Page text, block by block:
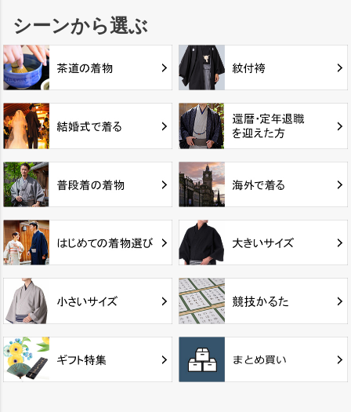
シーンから選ぶ